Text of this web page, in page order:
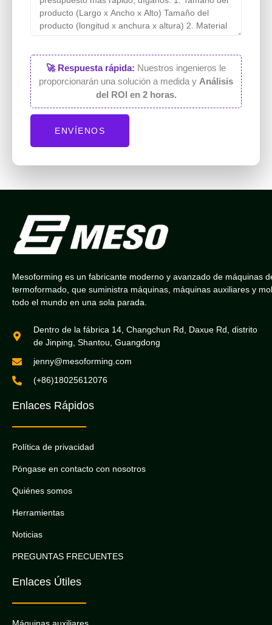
🚀 Respuesta rápida: Nuestros ingenieros le
proporcionarán una solución a medida y Análisis
del ROI en 2 horas.
ENVÍENOS
Mesoforming es un fabricante moderno y avanzado de máquinas
termoformado, que suministra máquinas, máquinas auxiliares y
todo el mundo en una sola parada.
Dentro de la fábrica 14, Changchun Rd, Daxue Rd, distrito
de Jinping, Shantou, Guangdong
jenny@mesoforming.com
(+86)18025612076
Enlaces Rápidos
Política de privacidad
Póngase en contacto con nosotros
Quiénes somos
Herramientas
Noticias
PREGUNTAS FRECUENTES
Enlaces Útiles